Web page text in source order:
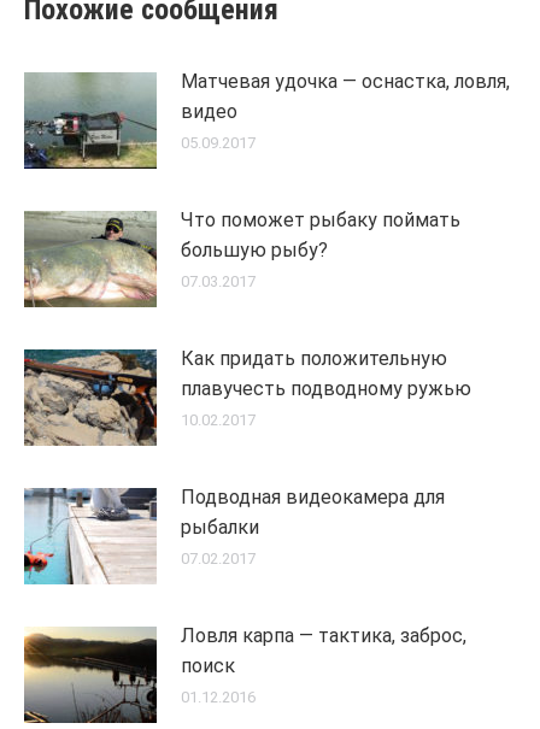
Похожие сообщения
Матчевая удочка — оснастка, ловля,
видео
05.09.2017
Что поможет рыбаку поймать
большую рыбу?
07.03.2017
Как придать положительную
плавучесть подводному ружью
10.02.2017
Подводная видеокамера для
рыбалки
07.02.2017
Ловля карпа — тактика, заброс,
поиск
01.12.2016